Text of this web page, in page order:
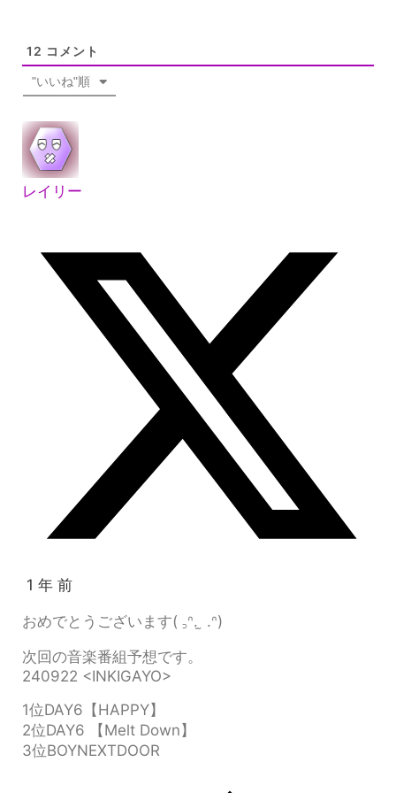
12 コメント
"いいね"順
レイリー
1 年 前
おめでとうございます( ꜆ᐢ. ̫ .ᐢ)
次回の音楽番組予想です。
240922 <INKIGAYO>
1位DAY6【HAPPY】
2位DAY6 【Melt Down】
3位BOYNEXTDOOR